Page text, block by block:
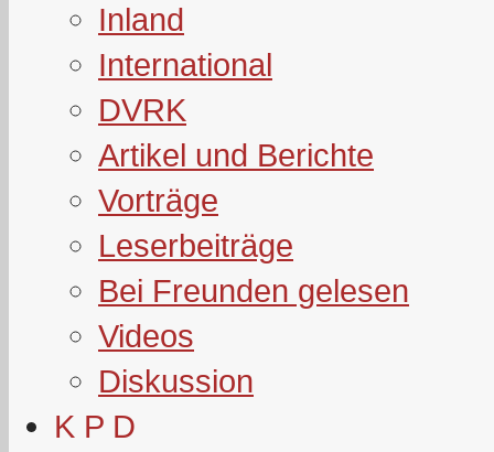
Inland
International
DVRK
Artikel und Berichte
Vorträge
Leserbeiträge
Bei Freunden gelesen
Videos
Diskussion
K P D